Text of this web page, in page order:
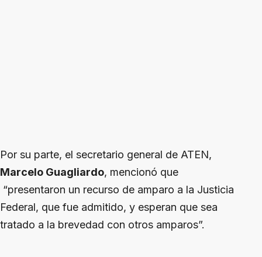
Por su parte, el secretario general de ATEN,
Marcelo Guagliardo, mencionó que
“presentaron un recurso de amparo a la Justicia
Federal, que fue admitido, y esperan que sea
tratado a la brevedad con otros amparos”.